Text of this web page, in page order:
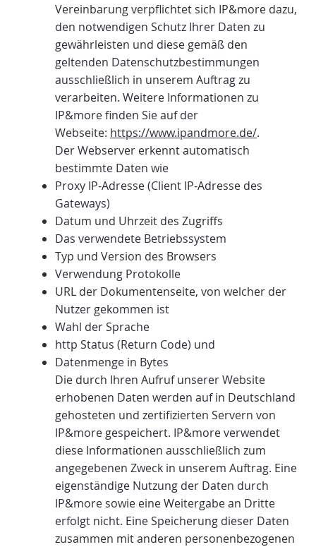
Vereinbarung verpflichtet sich IP&more dazu,
den notwendigen Schutz Ihrer Daten zu
gewährleisten und diese gemäß den
geltenden Datenschutzbestimmungen
ausschließlich in unserem Auftrag zu
verarbeiten. Weitere Informationen zu
IP&more finden Sie auf der
Webseite: https://www.ipandmore.de/.
Der Webserver erkennt automatisch
bestimmte Daten wie
Proxy IP-Adresse (Client IP-Adresse des
Gateways)
Datum und Uhrzeit des Zugriffs
Das verwendete Betriebssystem
Typ und Version des Browsers
Verwendung Protokolle
URL der Dokumentenseite, von welcher der
Nutzer gekommen ist
Wahl der Sprache
http Status (Return Code) und
Datenmenge in Bytes
Die durch Ihren Aufruf unserer Website
erhobenen Daten werden auf in Deutschland
gehosteten und zertifizierten Servern von
IP&more gespeichert. IP&more verwendet
diese Informationen ausschließlich zum
angegebenen Zweck in unserem Auftrag. Eine
eigenständige Nutzung der Daten durch
IP&more sowie eine Weitergabe an Dritte
erfolgt nicht. Eine Speicherung dieser Daten
zusammen mit anderen personenbezogenen